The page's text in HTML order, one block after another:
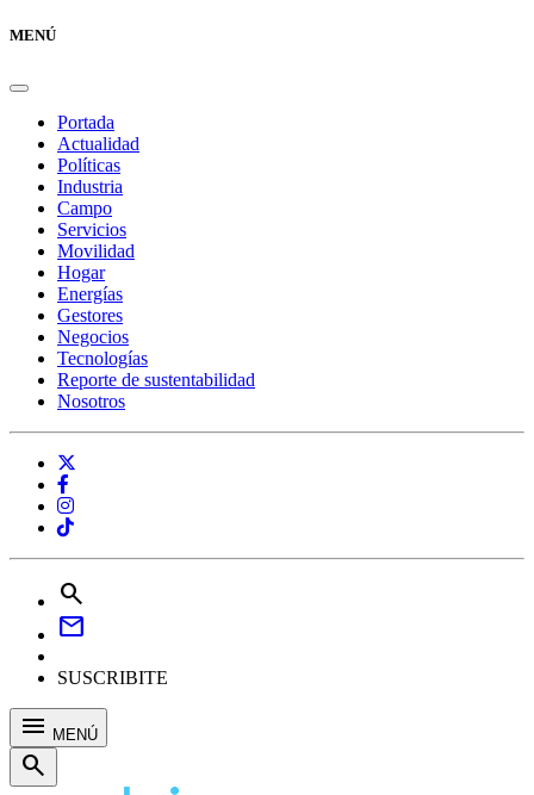
MENÚ
Portada
Actualidad
Políticas
Industria
Campo
Servicios
Movilidad
Hogar
Energías
Gestores
Negocios
Tecnologías
Reporte de sustentabilidad
Nosotros
search
mail
SUSCRIBITE
menu MENÚ
search